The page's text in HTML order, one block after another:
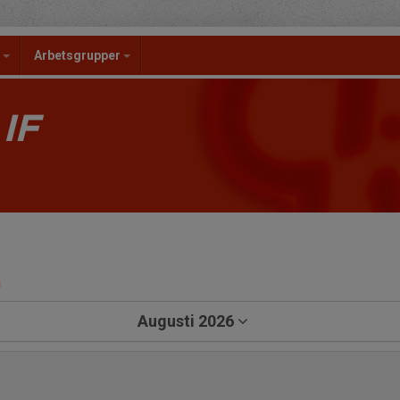
Arbetsgrupper
Augusti 2026